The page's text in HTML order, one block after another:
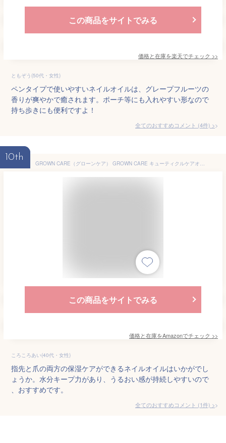
この商品をサイトでみる
価格と在庫を楽天でチェック >>
ともぞう(50代・女性)
ペンタイプで使いやすいネイルオイルは、グレープフルーツの
香りが爽やかで癒されます。ポーチ等にも入れやすい形なので
持ち歩きにも便利ですよ！
全てのおすすめコメント (4件) >
10th
GROWN CARE（グローンケア） GROWN CARE キューティクルケアオイル 10mL 10ミリリットル (x 1)
この商品をサイトでみる
価格と在庫をAmazonでチェック >>
ころころあい(40代・女性)
指先と爪の両方の保湿ケアができるネイルオイルはいかがでし
ょうか。水分キープ力があり、うるおい感が持続しやすいので
、おすすめです。
全てのおすすめコメント (1件) >